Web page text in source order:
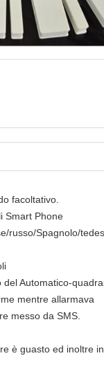
facoltativo.
Smart Phone
russo/Spagnolo/
Automatico-
mentre allarmava
messo da SMS.
è guasto ed inoltre